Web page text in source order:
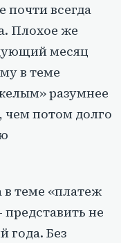
всегда
Плохое же
месяц
в теме
разумнее
чем потом долго
теме «платеж
не
года. Без